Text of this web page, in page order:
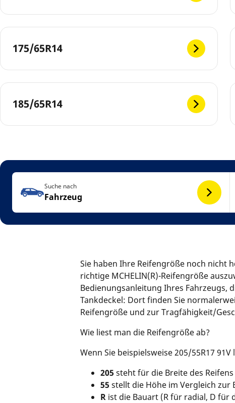
175/65R14
185/65R14
Suche nach
Fahrzeug
Sie haben Ihre Reifengröße noch nicht
richtige MCHELIN(R)-Reifengröße
Bedienungsanleitung Ihres Fahrzeugs,
Tankdeckel: Dort finden Sie
Reifengröße und zur Tragfähigkeit/
Wie liest man die Reifengröße ab?
Wenn Sie beispielsweise 205/55R17
205steht für die Breite des
55stellt die Höhe im Vergleich zur
R ist die Bauart (R für radial, D für